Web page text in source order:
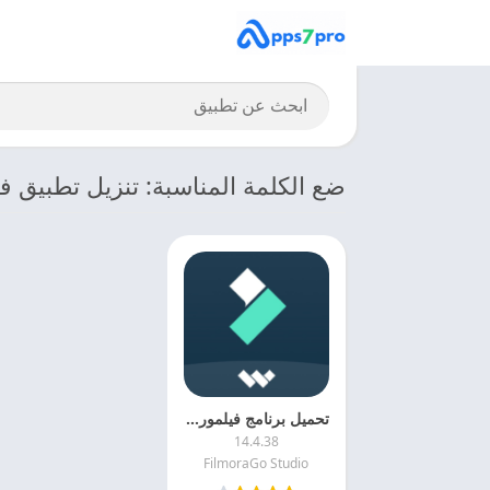
ضع الكلمة المناسبة: تنزيل تطبيق
تحميل برنامج فيلمورا 2025 FilmoraGo APK بدون علامة مائية مجانا
14.4.38
FilmoraGo Studio